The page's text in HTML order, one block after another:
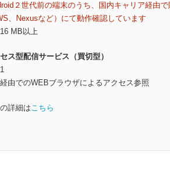
２世代前の端末のうち、国内キャリア経由で
、Nexusなど）にて動作確認しています
16 MB以上
ス型配信サービス（買切型）
1
由でのWEBブラウザによるアクセス参照
詳細はこちら